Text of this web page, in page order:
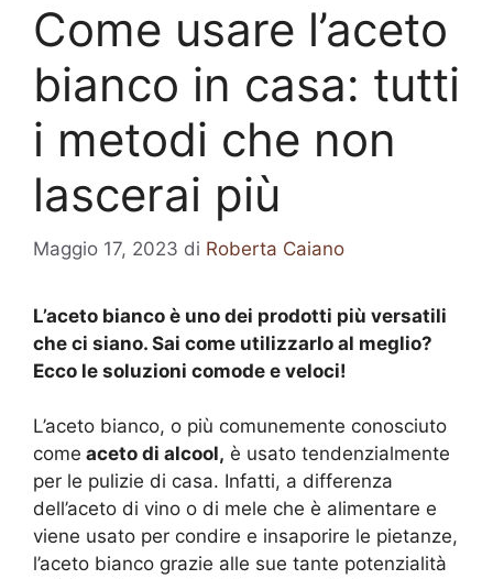
Come usare l’aceto
bianco in casa: tutti
i metodi che non
lascerai più
Maggio 17, 2023 di Roberta Caiano
L’aceto bianco è uno dei prodotti più versatili
che ci siano. Sai come utilizzarlo al meglio?
Ecco le soluzioni comode e veloci!
L’aceto bianco, o più comunemente conosciuto
come aceto di alcool, è usato tendenzialmente
per le pulizie di casa. Infatti, a differenza
dell’aceto di vino o di mele che è alimentare e
viene usato per condire e insaporire le pietanze,
l’aceto bianco grazie alle sue tante potenzialità